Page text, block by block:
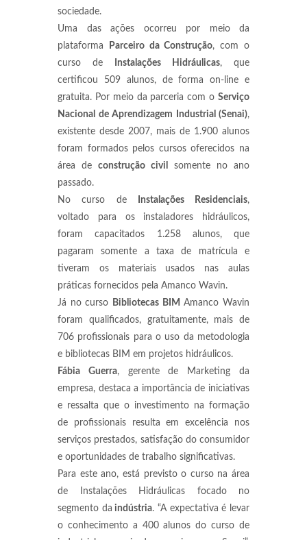
sociedade.
Uma das ações ocorreu por meio da
plataforma
Parceiro da Construção, com o
curso de
Instalações Hidráulicas, que
certificou 509 alunos, de forma on-line e
gratuita. Por meio da parceria com o Serviço
Nacional de Aprendizagem Industrial (Senai),
existente desde 2007, mais de 1.900 alunos
foram formados pelos cursos oferecidos na
área de construção civil
somente no ano
passado.
No curso de
Instalações Residenciais,
voltado para os instaladores hidráulicos,
foram capacitados 1.258 alunos, que
pagaram somente a taxa de matrícula e
tiveram os materiais usados nas aulas
práticas fornecidos pela Amanco Wavin.
Já no curso
Bibliotecas BIM Amanco Wavin
foram qualificados, gratuitamente, mais de
706 profissionais para o uso da metodologia
e bibliotecas BIM em projetos hidráulicos.
Fábia Guerra, gerente de Marketing da
empresa, destaca a importância de iniciativas
e ressalta que o investimento na formação
de profissionais resulta em excelência nos
serviços prestados, satisfação do consumidor
e oportunidades de trabalho significativas.
Para este ano, está previsto o curso na área
de Instalações Hidráulicas focado no
segmento da indústria. “A expectativa é levar
o conhecimento a 400 alunos do curso de